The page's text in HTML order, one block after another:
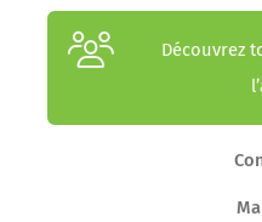
Découvrez
Ma